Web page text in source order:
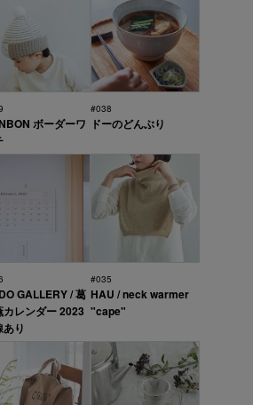
ボーダーワ
#038
ドーのどんぶり
GALLERY / 葛
カレンダー 2023
り
#035
HAU / neck warmer
"cape"